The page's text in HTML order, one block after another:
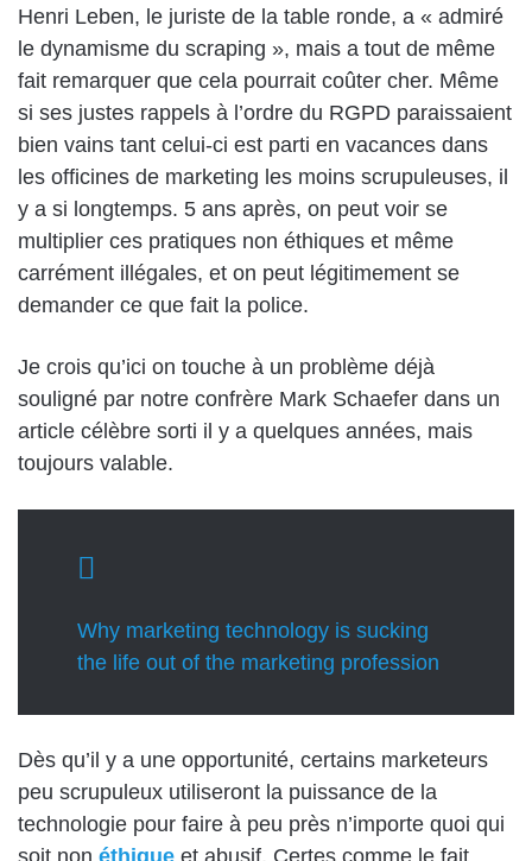
Henri Leben, le juriste de la table ronde, a « admiré
le dynamisme du scraping », mais a tout de même
fait remarquer que cela pourrait coûter cher. Même
si ses justes rappels à l’ordre du RGPD paraissaient
bien vains tant celui-ci est parti en vacances dans
les officines de marketing les moins scrupuleuses, il
y a si longtemps. 5 ans après, on peut voir se
multiplier ces pratiques non éthiques et même
carrément illégales, et on peut légitimement se
demander ce que fait la police.
Je crois qu’ici on touche à un problème déjà
souligné par notre confrère Mark Schaefer dans un
article célèbre sorti il y a quelques années, mais
toujours valable.
Why marketing technology is sucking
the life out of the marketing profession
Dès qu’il y a une opportunité, certains marketeurs
peu scrupuleux utiliseront la puissance de la
technologie pour faire à peu près n’importe quoi qui
soit non éthique et abusif. Certes comme le fait